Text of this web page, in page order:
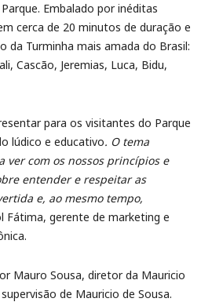
Embalado por inéditas
cerca de 20 minutos de duração e
da Turminha mais amada do Brasil:
Cascão, Jeremias, Luca, Bidu,
para os visitantes do Parque
lúdico e educativo. O tema
ver com os nossos princípios e
entender e respeitar as
e, ao mesmo tempo,
Fátima, gerente de marketing e
Mauro Sousa, diretor da Mauricio
de Mauricio de Sousa.